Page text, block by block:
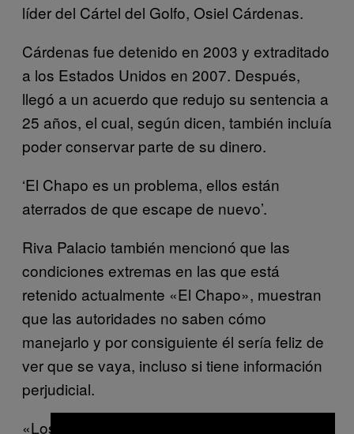
líder del Cártel del Golfo, Osiel Cárdenas.
Cárdenas fue detenido en 2003 y extraditado
a los Estados Unidos en 2007. Después,
llegó a un acuerdo que redujo su sentencia a
25 años, el cual, según dicen, también incluía
poder conservar parte de su dinero.
‘El Chapo es un problema, ellos están
aterrados de que escape de nuevo’.
Riva Palacio también mencionó que las
condiciones extremas en las que está
retenido actualmente «El Chapo», muestran
que las autoridades no saben cómo
manejarlo y por consiguiente él sería feliz de
ver que se vaya, incluso si tiene información
perjudicial.
«Los perros y todo esta parafernalia